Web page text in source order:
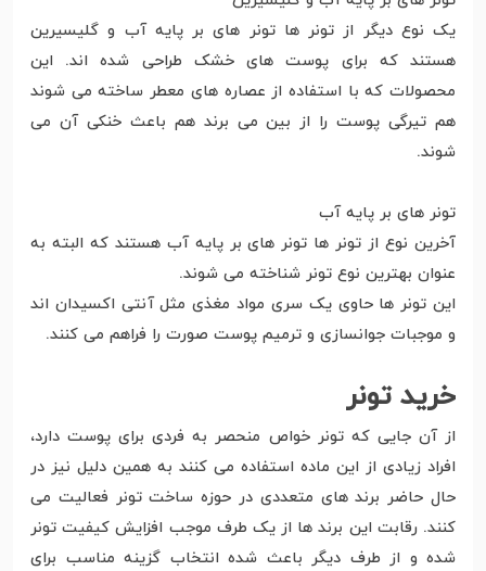
یک نوع دیگر از تونر ها تونر های بر پایه آب و گلیسیرین
هستند که برای پوست های خشک طراحی شده اند. این
محصولات که با استفاده از عصاره های معطر ساخته می شوند
هم تیرگی پوست را از بین می برند هم باعث خنکی آن می
شوند.
تونر های بر پایه آب
آخرین نوع از تونر ها تونر های بر پایه آب هستند که البته به
عنوان بهترین نوع تونر شناخته می شوند.
این تونر ها حاوی یک سری مواد مغذی مثل آنتی اکسیدان اند
و موجبات جوانسازی و ترمیم پوست صورت را فراهم می کنند.
خرید تونر
از آن جایی که تونر خواص منحصر به فردی برای پوست دارد،
افراد زیادی از این ماده استفاده می کنند به همین دلیل نیز در
حال حاضر برند های متعددی در حوزه ساخت تونر فعالیت می
کنند. رقابت این برند ها از یک طرف موجب افزایش کیفیت تونر
شده و از طرف دیگر باعث شده انتخاب گزینه مناسب برای